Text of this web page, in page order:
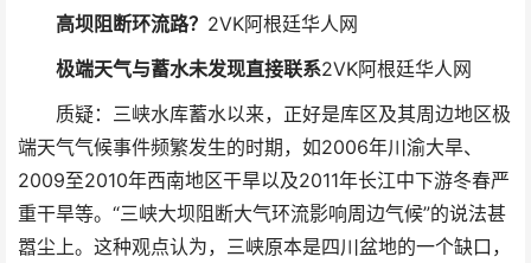
高坝阻断环流路？ 2VK阿根廷华人网
极端天气与蓄水未发现直接联系2VK阿根廷华人网
质疑：三峡水库蓄水以来，正好是库区及其周边地区极
端天气气候事件频繁发生的时期，如2006年川渝大旱、
2009至2010年西南地区干旱以及2011年长江中下游冬春严
重干旱等。“三峡大坝阻断大气环流影响周边气候”的说法甚
嚣尘上。这种观点认为，三峡原本是四川盆地的一个缺口，